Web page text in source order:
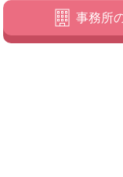
事務所